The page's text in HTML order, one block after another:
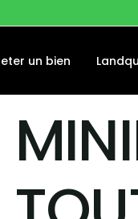
un bien
À Propos